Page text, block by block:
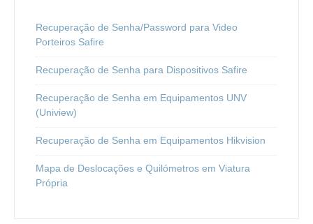
Recuperação de Senha/Password para Video
Porteiros Safire
Recuperação de Senha para Dispositivos Safire
Recuperação de Senha em Equipamentos UNV
(Uniview)
Recuperação de Senha em Equipamentos Hikvision
Mapa de Deslocações e Quilómetros em Viatura
Própria